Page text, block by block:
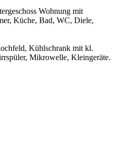
Wohnung mit
Küche, Bad, WC, Diele,
Kühlschrank mit kl.
Mikrowelle, Kleingeräte.